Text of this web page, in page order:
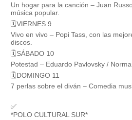
Un hogar para la canción – Juan
música popular.
🗓VIERNES 9
Vivo en vivo – Popi Tass, con las
discos.
🗓SÁBADO 10
Potestad – Eduardo Pavlovsky /
🗓DOMINGO 11
7 perlas sobre el diván – Comedia
✅️
*POLO CULTURAL SUR*